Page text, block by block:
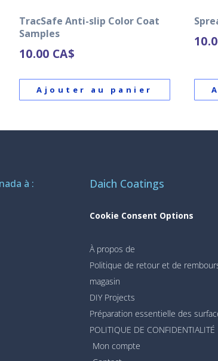
TracSafe Anti-slip Color Coat
Samples
10.00 CA$
Ajouter au panier
à : Daich Coatings
Cookie Consent Options
À propos de
Politique de retour et de
magasin
DIY Projects
Préparation essentielle des
POLITIQUE DE CONFIDENTIALITÉ
Mon compte